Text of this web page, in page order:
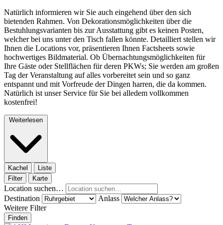
Natürlich informieren wir Sie auch eingehend über den sich
bietenden Rahmen. Von Dekorationsmöglichkeiten über die
Bestuhlungsvarianten bis zur Ausstattung gibt es keinen Posten,
welcher bei uns unter den Tisch fallen könnte. Detailliert stellen wir
Ihnen die Locations vor, präsentieren Ihnen Factsheets sowie
hochwertiges Bildmaterial. Ob Übernachtungsmöglichkeiten für
Ihre Gäste oder Stellflächen für deren PKWs; Sie werden am großen
Tag der Veranstaltung auf alles vorbereitet sein und so ganz
entspannt und mit Vorfreude der Dingen harren, die da kommen.
Natürlich ist unser Service für Sie bei alledem vollkommen
kostenfrei!
Weiterlesen
Kachel
Liste
Filter
Karte
Location suchen…
Destination
Anlass
Weitere Filter
Finden